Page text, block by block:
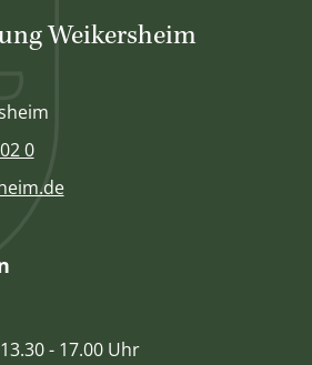
Weikersheim
0
- 17.00 Uhr